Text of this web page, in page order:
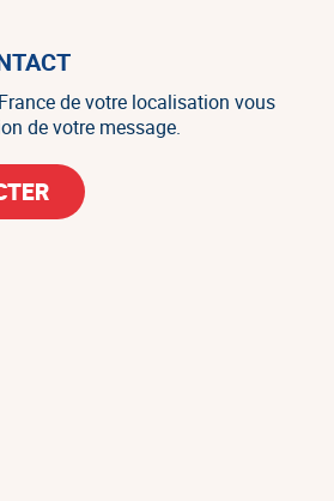
de votre localisation vous
de votre message.